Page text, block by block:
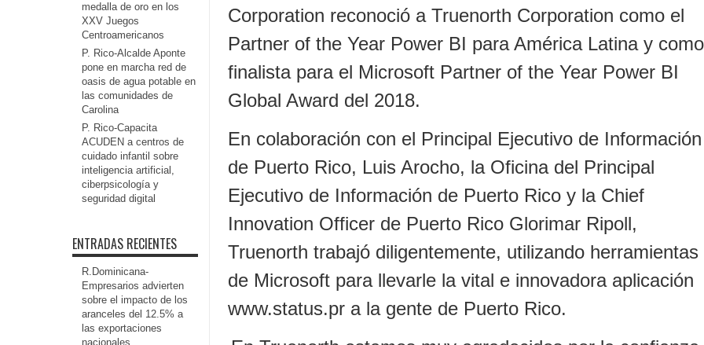
Corporation reconoció a Truenorth Corporation como el
Partner of the Year Power BI para América Latina y como
finalista para el Microsoft Partner of the Year Power BI
Global Award del 2018.
En colaboración con el Principal Ejecutivo de Información
de Puerto Rico, Luis Arocho, la Oficina del Principal
Ejecutivo de Información de Puerto Rico y la Chief
Innovation Officer de Puerto Rico Glorimar Ripoll,
Truenorth trabajó diligentemente, utilizando herramientas
de Microsoft para llevarle la vital e innovadora aplicación
www.status.pr a la gente de Puerto Rico.
medalla de oro en los
XXV Juegos
Centroamericanos
P. Rico-Alcalde Aponte
pone en marcha red de
oasis de agua potable en
las comunidades de
Carolina
P. Rico-Capacita
ACUDEN a centros de
cuidado infantil sobre
inteligencia artificial,
ciberpsicología y
seguridad digital
ENTRADAS RECIENTES
R.Dominicana-
Empresarios advierten
sobre el impacto de los
aranceles del 12.5% a
las exportaciones
nacionales